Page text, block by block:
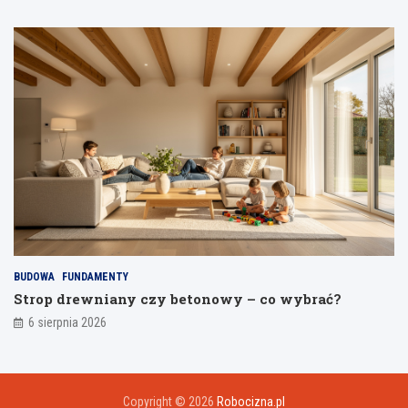
BUDOWA FUNDAMENTY
Strop drewniany czy betonowy – co wybrać?
6 sierpnia 2026
Copyright © 2026 Robocizna.pl